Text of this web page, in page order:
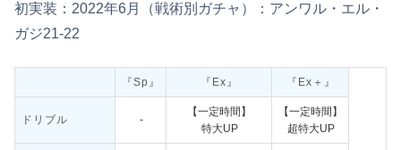
初実装：2022年6月（戦術別ガチャ）：アンワル・エル・
ガジ21‐22
『Sp』 『Ex』 『Ex＋』
ドリブル ‐
【一定時間】
特大UP
【一定時間】
超特大UP